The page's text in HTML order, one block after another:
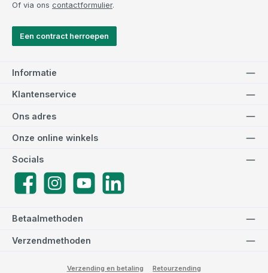
Of via ons contactformulier.
Een contract herroepen
Informatie
Klantenservice
Betaalmethoden
Verzendmethoden
Ons adres
Socials
FacebookInstagramYouTube
Onze online winkels
Verzending en betaling Retourzending